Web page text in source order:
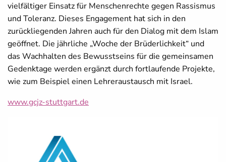
vielfältiger Einsatz für Menschenrechte gegen Rassismus
und Toleranz. Dieses Engagement hat sich in den
zurückliegenden Jahren auch für den Dialog mit dem Islam
geöffnet. Die jährliche „Woche der Brüderlichkeit“ und
das Wachhalten des Bewusstseins für die gemeinsamen
Gedenktage werden ergänzt durch fortlaufende Projekte,
wie zum Beispiel einen Lehreraustausch mit Israel.
www.gcjz-stuttgart.de